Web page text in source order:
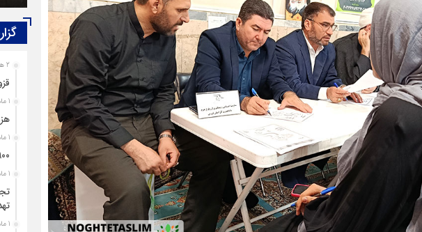
معلولیت، محدودیت نیست؛ بی‌توجهی مسئولان است
2 هفته قبل
1 ماه قبل
1 ماه قبل
۹۰۰ پرونده برای
1 ماه قبل
1 ماه قبل